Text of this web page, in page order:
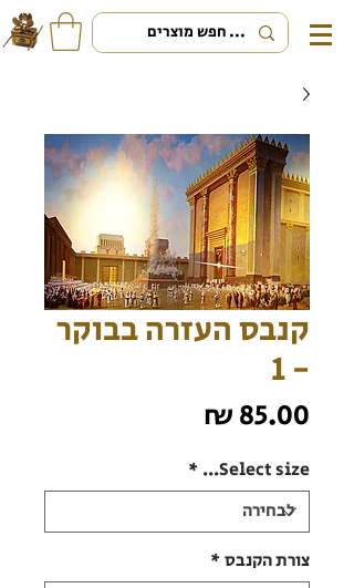
קנבס העזרה בבוקר
- 1
Select size...
*
צורת הקנבס *